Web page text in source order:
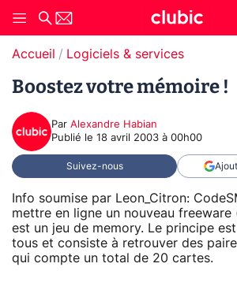
Accueil Logiciels & services
Boostez votre mémoire !
Par Alexandre Habian
Publié le 18 avril 2003 à 00h00
Suivez-nous
Info soumise par Leon_Citron:
mettre en ligne un nouveau freeware
est un jeu de memory. Le principe
tous et consiste à retrouver des
qui compte un total de 20 cartes.